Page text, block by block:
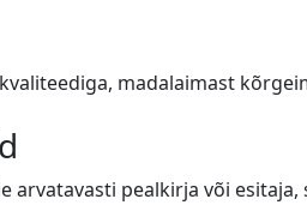
madalaimast
arvatavasti pealkirja või esitaja,